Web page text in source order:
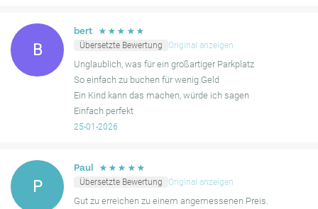
einen etwa 20-minütigen Fußweg zur Innenstadt erfordert, was
für einige relevant sein könnte. Einige Nutzer bemerkten, dass
das Zugangsverfahren mit digitaler Schließung oder
Reaktivierung über die Telefon-App manchmal verwirrend sein
kann oder zu zusätzlichen Gebühren führt, wenn es nicht korrekt
durchgeführt wird. Einige aktuelle Kommentare heben auch
Bedenken bezüglich gelegentlicher Probleme bei der Erkennung
jedoch isoliert zu sein, und viele Kunden empfehlen diese
Parkmöglichkeit weiterhin wegen ihrer Funktionalität und ihres
Preis-Leistungs-Verhältnisses.
B
bert ☆ ☆ ☆ ☆ ☆
Übersetzte Bewertung
Original anzeigen
Unglaublich, was für ein großartiger Parkplatz
So einfach zu buchen für wenig Geld
Ein Kind kann das machen, würde ich sagen
Einfach perfekt
Bis zum nächsten Mal
25-01-2026
P
Paul ☆ ☆ ☆ ☆ ☆
Übersetzte Bewertung
Original anzeigen
Gut zu erreichen zu einem angemessenen Preis.